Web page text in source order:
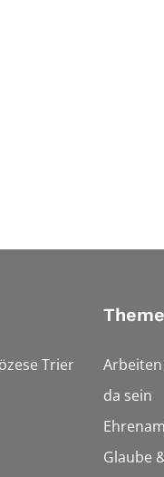
Trier
da sein
Glaube